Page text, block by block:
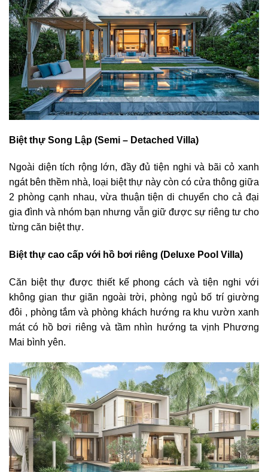
Biệt thự Song Lập (Semi – Detached Villa)
Ngoài diện tích rộng lớn, đầy đủ tiện nghi và bãi cỏ xanh
ngát bên thềm nhà, loại biệt thự này còn có cửa thông giữa
2 phòng cạnh nhau, vừa thuận tiện di chuyển cho cả đại
gia đình và nhóm bạn nhưng vẫn giữ được sự riêng tư cho
từng căn biệt thự.
Biệt thự cao cấp với hồ bơi riêng (Deluxe Pool Villa)
Căn biệt thự được thiết kế phong cách và tiện nghi với
không gian thư giãn ngoài trời, phòng ngủ bố trí giường
đôi , phòng tắm và phòng khách hướng ra khu vườn xanh
mát có hồ bơi riêng và tầm nhìn hướng ta vịnh Phương
Mai bình yên.